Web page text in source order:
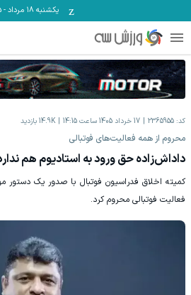
یکشنبه ۱۸ مرداد -
کد: 2365955 17 خرداد 1405 ساعت 14:15 14.9K بازدید
محروم از همه فعالیت‌های فوتبالی
داداش‌زاده حق ورود به استادیوم هم
کمیته اخلاق فدراسیون فوتبال با صدور یک دستور
فعالیت فوتبالی محروم کرد.